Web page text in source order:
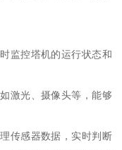
监控塔机的运行状态和
激光、摄像头等，能够
传感器数据，实时判断